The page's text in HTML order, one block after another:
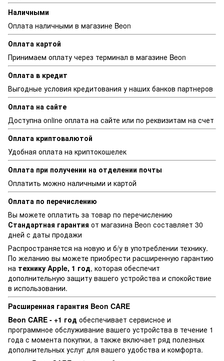
Наличными
Оплата наличными в магазине Beon
Оплата картой
Принимаем оплату через терминал в магазине Beon
Оплата в кредит
Выгодные условия кредитования у наших банков партнеров
Оплата на сайте
Доступна online оплата на сайте или по реквизитам на счет
Оплата криптовалютой
Удобная оплата на криптокошелек
Оплата при получении на отделении почты
Оплатить можно наличными и картой
Оплата по перечислению
Вы можете оплатить за товар по перечислению
Стандартная гарантия от магазина Beon составляет 30
дней с даты продажи
Распространяется на новую и б/у в употреблении технику.
По желанию вы можете приобрести расширенную гарантию
на технику Apple, 1 год, которая обеспечит
дополнительную защиту вашего устройства и спокойствие
в использовании.
Расширенная гарантия Beon CARE
Beon CARE - +1 год обеспечивает сервисное и
программное обслуживание вашего устройства в течение 1
года с момента покупки, а также включает ряд полезных
дополнительных услуг для вашего удобства и комфорта.